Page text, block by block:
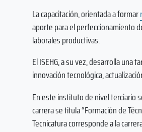
La capacitación, orientada a formar
aporte para el perfeccionamiento
laborales productivas.
El ISEHG, a su vez, desarrolla
innovación tecnológica,
En este instituto de nivel terciario
carrera se titula “Formación de
Tecnicatura corresponde a la